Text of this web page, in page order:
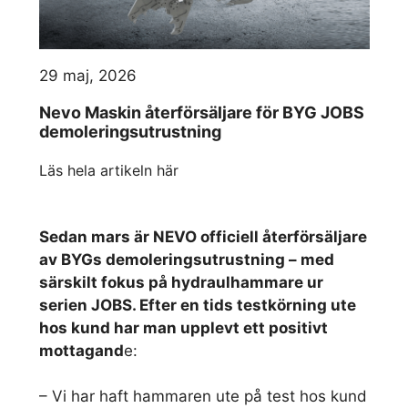
29 maj, 2026
Nevo Maskin återförsäljare för BYG JOBS
demoleringsutrustning
Läs hela artikeln här
Sedan mars är NEVO officiell återförsäljare
av BYGs demoleringsutrustning – med
särskilt fokus på hydraulhammare ur
serien JOBS. Efter en tids testkörning ute
hos kund har man upplevt ett positivt
mottagande:
– Vi har haft hammaren ute på test hos kund